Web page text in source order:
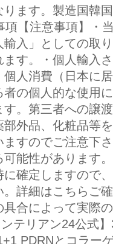
ります。製造国韓
項【注意事項】・
輸入」としての取
ます。・個人輸入
個人消費（日本に
者の個人的な使用
す。第三者への譲
部外品、化粧品等
ますのでご注意下
可能性があります
に確定しますので
。詳細はこちらご
具合によって実際
ンテリアン24公式
PDRNとコラー